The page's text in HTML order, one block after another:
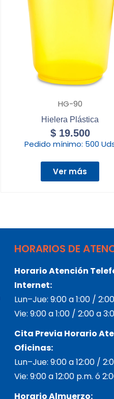
HG-90
Hielera Plástica
$19.500
Pedido mínimo: 500
Ver más
HORARIOS DE
Horario Atención
Internet:
Lun–Jue: 9:00 a 1:00 /
Vie: 9:00 a 1:00 / 2:00 a
Cita Previa Horario
Oficinas:
Lun–Jue: 9:00 a 12:00 /
Vie: 9:00 a 12:00 p.m. ó
Horario Almuerzo: